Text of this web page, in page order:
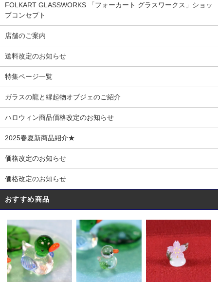
FOLKART GLASSWORKS 「フォーカート グラスワークス」ショッ
プコンセプト
店舗のご案内
送料改定のお知らせ
特集ページ一覧
ガラスの龍と縁起物オブジェのご紹介
ハロウィン商品価格改定のお知らせ
2025春夏新商品紹介★
価格改定のお知らせ
価格改定のお知らせ
おすすめ商品